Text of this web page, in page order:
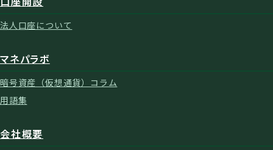
法人口座について
マネパラボ
暗号資産（仮想通貨）コラム
用語集
会社概要